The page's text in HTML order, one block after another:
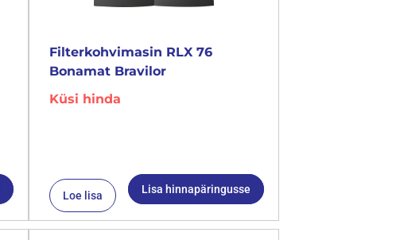
Filterkohvimasin RLX 76
Bonamat Bravilor
Küsi hinda
Loe lisa Lisa hinnapäringusse